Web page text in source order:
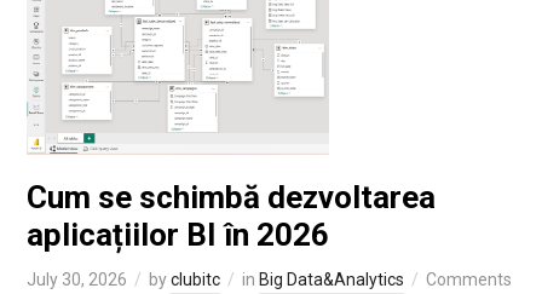
Cum se schimbă dezvoltarea
aplicațiilor BI în 2026
July 30, 2026 byclubitc in Big Data&Analytics
Comments